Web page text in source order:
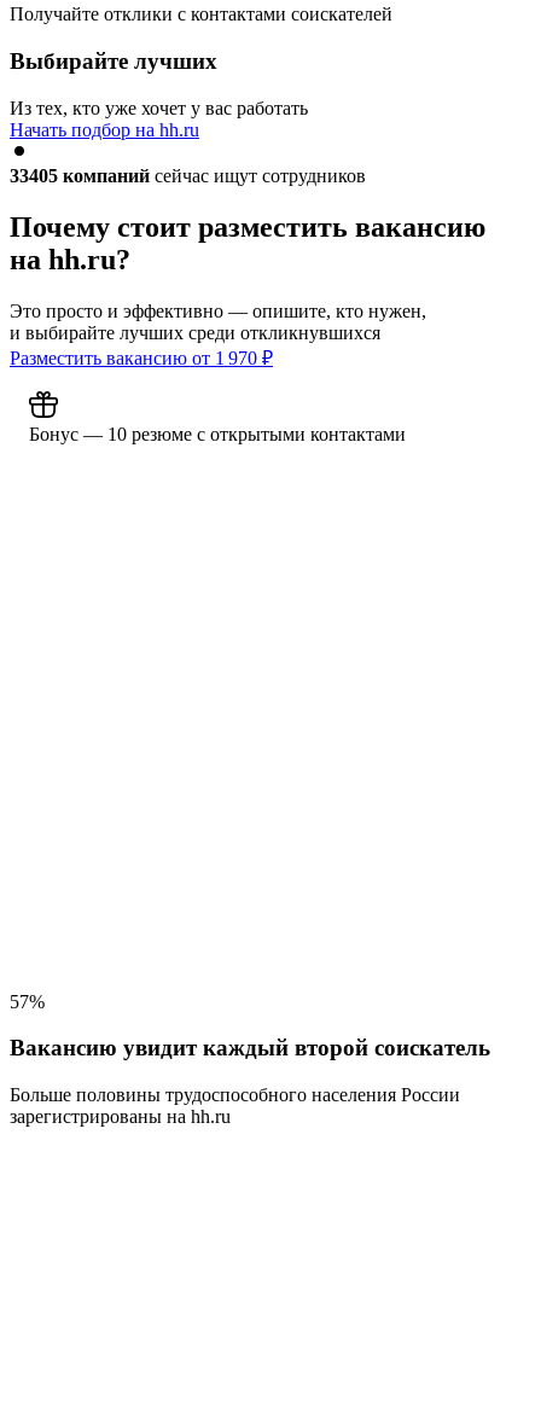
Получайте отклики с контактами соискателей
Выбирайте лучших
Из тех, кто уже хочет у вас работать
Начать подбор на hh.ru
33405 компаний сейчас ищут сотрудников
Почему стоит разместить вакансию
на hh.ru?
Это просто и эффективно — опишите, кто нужен,
и выбирайте лучших среди откликнувшихся
Разместить вакансию от 1 970 ₽
Бонус — 10 резюме с открытыми контактами
57%
Вакансию увидит каждый второй соискатель
Больше половины трудоспособного населения России
зарегистрированы на hh.ru